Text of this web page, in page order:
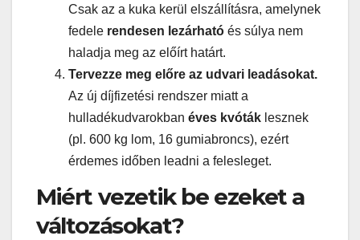
Csak az a kuka kerül elszállításra, amelynek
fedele rendesen lezárható és súlya nem
haladja meg az előírt határt.
Tervezze meg előre az udvari leadásokat.
Az új díjfizetési rendszer miatt a
hulladékudvarokban éves kvóták lesznek
(pl. 600 kg lom, 16 gumiabroncs), ezért
érdemes időben leadni a felesleget.
Miért vezetik be ezeket a
változásokat?